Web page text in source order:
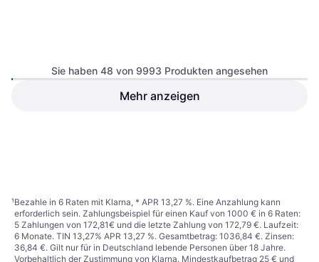
Forte Narago Narago
WIMEX Herne Dark Gray
Sie haben 48 von 9993 Produkten angesehen
Mehr anzeigen
¹Bezahle in 6 Raten mit Klarna, * APR 13,27 %. Eine Anzahlung kann
erforderlich sein. Zahlungsbeispiel für einen Kauf von 1000 € in 6 Raten:
5 Zahlungen von 172,81€ und die letzte Zahlung von 172,79 €. Laufzeit:
6 Monate. TIN 13,27% APR 13,27 %. Gesamtbetrag: 1036,84 €. Zinsen:
36,84 €. Gilt nur für in Deutschland lebende Personen über 18 Jahre.
Vorbehaltlich der Zustimmung von Klarna. Mindestkaufbetrag 25 € und